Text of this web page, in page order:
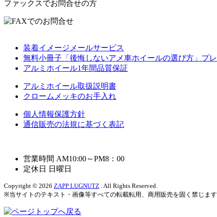
ファックスでお問合せの方
装着イメージメールサービス
無料小冊子「後悔しないアメ車ホイールの選び方」プ
アルミホイール1年間品質保証
アルミホイール取扱説明書
クロームメッキのお手入れ
個人情報保護方針
通信販売の法規に基づく表記
営業時間 AM10:00～PM8：00
定休日 日曜日
Copyright © 2026 ZAPP LUGNUTZ . All Rights Reserved.
※当サイトのテキスト・画像等すべての転載転用、商用販売を固く禁じます